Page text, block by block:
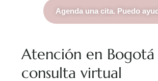
Agenda una cita. Puedo
Atención en
consulta virtual